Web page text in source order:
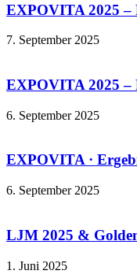
EXPOVITA 2025 –
7. September 2025
EXPOVITA 2025 –
6. September 2025
EXPOVITA ·
6. September 2025
LJM 2025 &
1. Juni 2025